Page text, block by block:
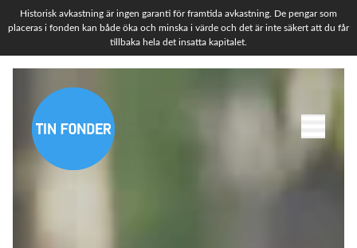
Historisk avkastning är ingen garanti för framtida avkastning. De pengar som
placeras i fonden kan både öka och minska i värde och det är inte säkert att du får
tillbaka hela det insatta kapitalet.